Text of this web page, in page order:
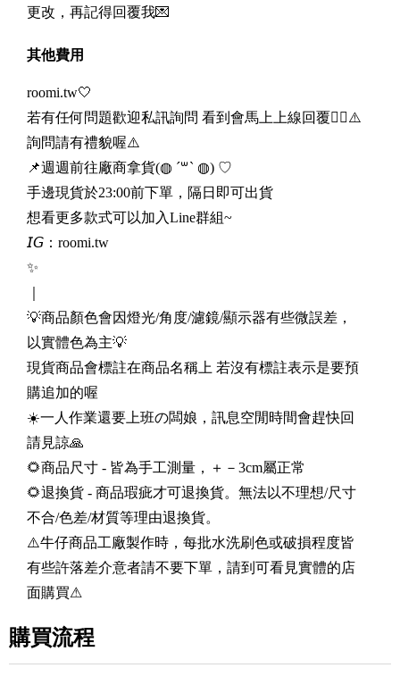
更改，再記得回覆我💌
其他費用
roomi.tw🤍
若有任何問題歡迎私訊詢問 看到會馬上上線回覆❤️‍🔥⚠️
詢問請有禮貌喔⚠️
📌週週前往廠商拿貨(◍ ´꒳` ◍) ♡
手邊現貨於23:00前下單，隔日即可出貨
想看更多款式可以加入Line群組~
𝘐𝘎：roomi.tw
✨
💡商品顏色會因燈光/角度/濾鏡/顯示器有些微誤差，
以實體色為主💡
現貨商品會標註在商品名稱上 若沒有標註表示是要預
購追加的喔
☀️一人作業還要上班の闆娘，訊息空閒時間會趕快回
請見諒🙏
🌻商品尺寸 - 皆為手工測量，＋－3cm屬正常
🌻退換貨 - 商品瑕疵才可退換貨。無法以不理想/尺寸
不合/色差/材質等理由退換貨。
⚠️牛仔商品工廠製作時，每批水洗刷色或破損程度皆
有些許落差介意者請不要下單，請到可看見實體的店
面購買⚠
購買流程